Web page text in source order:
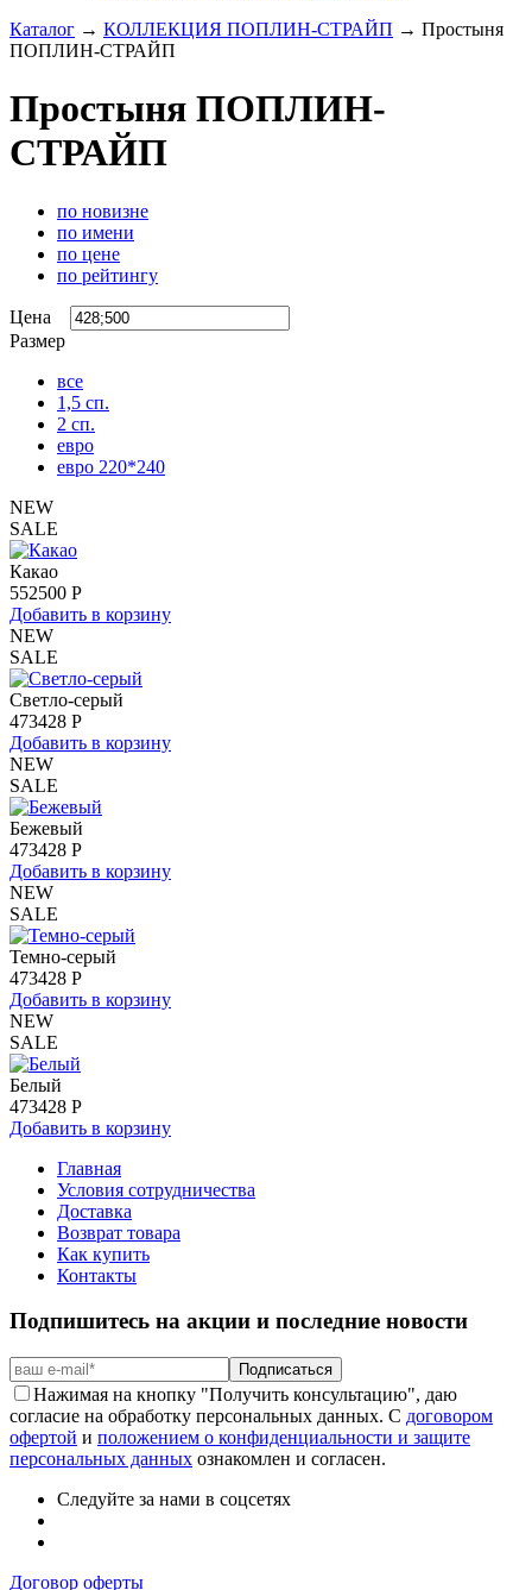
Каталог → КОЛЛЕКЦИЯ ПОПЛИН-СТРАЙП → Простыня
ПОПЛИН-СТРАЙП
Простыня ПОПЛИН-
СТРАЙП
по новизне
по имени
по цене
по рейтингу
Цена
Размер
все
1,5 сп.
2 сп.
евро
евро 220*240
NEW
SALE
Какао
552500 Р
Добавить в корзину
NEW
SALE
Светло-серый
473428 Р
Добавить в корзину
NEW
SALE
Бежевый
473428 Р
Добавить в корзину
NEW
SALE
Темно-серый
473428 Р
Добавить в корзину
NEW
SALE
Белый
473428 Р
Добавить в корзину
Главная
Условия сотрудничества
Доставка
Возврат товара
Как купить
Контакты
Подпишитесь на акции и последние новости
Подписаться
Нажимая на кнопку "Получить консультацию", даю
согласие на обработку персональных данных. С договором
офертой и положением о конфиденциальности и защите
персональных данных ознакомлен и согласен.
Следуйте за нами в соцсетях
Договор оферты